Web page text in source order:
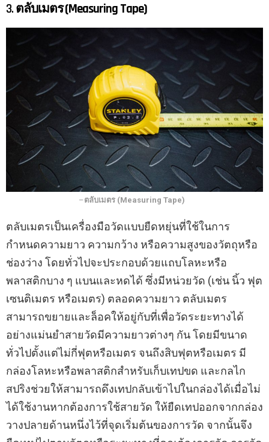
3.ตลับเมตร (Measuring Tape)
–ตลับเมตร (Measuring Tape)
ตลับเมตรเป็นเครื่องมือวัดแบบยืดหยุ่นที่ใช้ในการ
กำหนดความยาว ความกว้าง หรือความสูงของวัตถุหรือ
ช่องว่าง โดยทั่วไปจะประกอบด้วยแถบโลหะหรือ
พลาสติกบาง ๆ แบนและหดได้ ซึ่งมีหน่วยวัด (เช่น นิ้ว ฟุต
เซนติเมตร หรือเมตร) ตลอดความยาว ตลับเมตร
สามารถขยายและล็อคให้อยู่กับที่เพื่อวัดระยะทางได้
อย่างแม่นยำสายวัดมีความยาวต่างๆ กัน โดยมีขนาด
ทั่วไปตั้งแต่ไม่กี่ฟุตหรือเมตร จนถึงสิบฟุตหรือเมตร มี
กล่องโลหะหรือพลาสติกสำหรับเก็บเทปขด และกลไก
สปริงช่วยให้สามารถดึงเทปกลับเข้าไปในกล่องได้เมื่อไม่
ได้ใช้งานหากต้องการใช้สายวัด ให้ยืดเทปออกจากกล่อง
วางปลายด้านหนึ่งไว้ที่จุดเริ่มต้นของการวัด จากนั้นจึง